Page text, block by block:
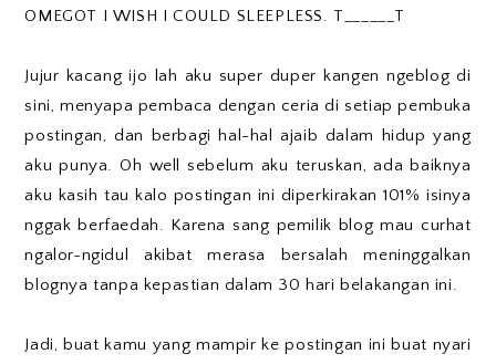
OMEGOT I WISH I COULD SLEEPLESS. T______T
Jujur kacang ijo lah aku super duper kangen ngeblog di
sini, menyapa pembaca dengan ceria di setiap pembuka
postingan, dan berbagi hal-hal ajaib dalam hidup yang
aku punya. Oh well sebelum aku teruskan, ada baiknya
aku kasih tau kalo postingan ini diperkirakan 101% isinya
nggak berfaedah. Karena sang pemilik blog mau curhat
ngalor-ngidul akibat merasa bersalah meninggalkan
blognya tanpa kepastian dalam 30 hari belakangan ini.
Jadi, buat kamu yang mampir ke postingan ini buat nyari